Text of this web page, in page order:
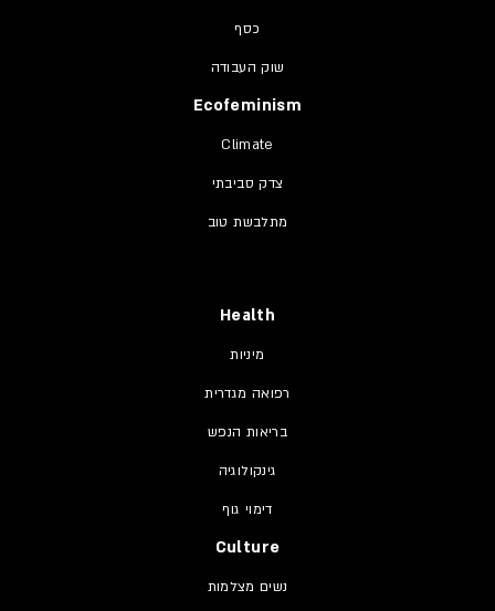
כסף
שוק העבודה
Ecofeminism
Climate
צדק סביבתי
מתלבשת טוב
Health
מיניות
רפואה מגדרית
בריאות הנפש
גינקולוגיה
דימוי גוף
Culture
נשים מצלמות